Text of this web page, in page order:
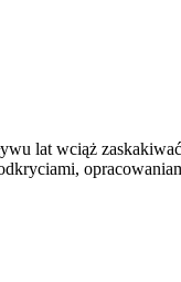
lat wciąż